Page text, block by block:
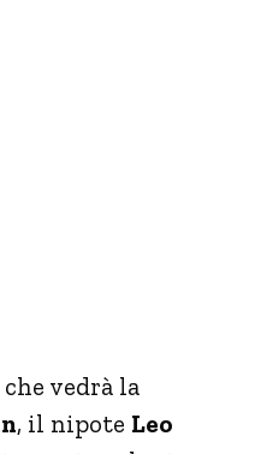
vedrà la
, il nipote Leo